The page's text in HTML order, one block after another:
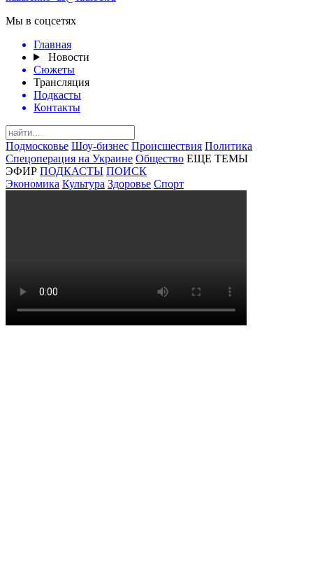
Мы в соцсетях
Главная
Новости
Сюжеты
Трансляция
Подкасты
Контакты
Подмосковье Шоу-бизнес Происшествия Политика
Спецоперация на Украине Общество ЕЩЕ ТЕМЫ
ЭФИР ПОДКАСТЫ ПОИСК
Экономика Культура Здоровье Спорт